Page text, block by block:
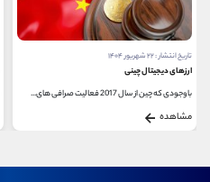
تاریخ انتشار : ۲۲ شهریور ۱۴۰۴
ارزهای دیجیتال چینی
با وجودی که چین از سال 2017 فعالیت صرافی ‌های...
مشاهده